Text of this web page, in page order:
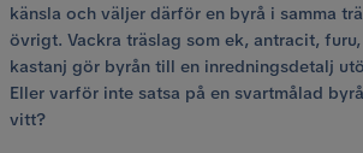
känsla och väljer därför en byrå i samma
övrigt. Vackra träslag som ek, antracit,
kastanj gör byrån till en inredningsdetalj
Eller varför inte satsa på en svartmålad
vitt?